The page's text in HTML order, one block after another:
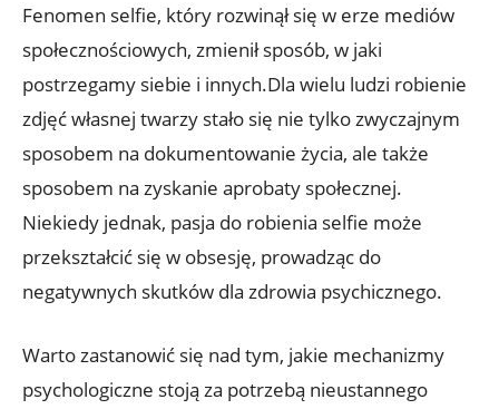
Fenomen selfie, który rozwinął się w erze mediów
społecznościowych, zmienił sposób, w jaki
postrzegamy ‍siebie i innych.Dla wielu ludzi robienie
zdjęć​ własnej twarzy stało się nie tylko zwyczajnym
sposobem na dokumentowanie życia, ale także
sposobem na zyskanie aprobaty społecznej.
Niekiedy jednak, pasja do robienia selfie może
przekształcić się‍ w‍ obsesję, prowadząc do
negatywnych skutków dla zdrowia psychicznego.
Warto zastanowić się nad ⁤tym, jakie mechanizmy
psychologiczne stoją za potrzebą nieustannego